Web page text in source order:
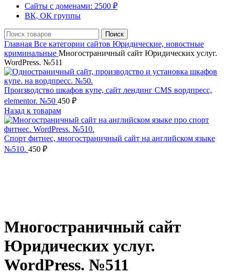
Сайты с доменами: 2500 ₽
ВК, ОК группы
Поиск
Главная Все категории сайтов Юридические, новостные
криминальные Многостраничный сайт Юридических услуг.
WordPress. №511
Производство шкафов купе, сайт лендинг CMS вордпресс,
elementor. №50 450 ₽
Назад к товарам
Cпорт фитнес, многостраничный сайт на английском языке
№510. 450 ₽
Многостраничный сайт
Юридических услуг.
WordPress. №511